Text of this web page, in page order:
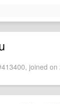
joined